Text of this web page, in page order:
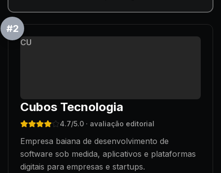
#2
CU
Cubos Tecnologia
4.7/5.0 · avaliação editorial
Empresa baiana de desenvolvimento de
software sob medida, aplicativos e plataformas
digitais para empresas e startups.